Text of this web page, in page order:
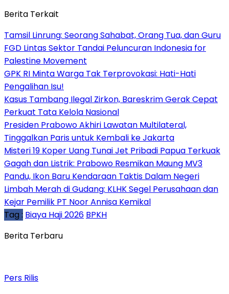
Berita Terkait
Tamsil Linrung: Seorang Sahabat, Orang Tua, dan Guru
FGD Lintas Sektor Tandai Peluncuran Indonesia for
Palestine Movement
GPK RI Minta Warga Tak Terprovokasi: Hati-Hati
Pengalihan Isu!
Kasus Tambang Ilegal Zirkon, Bareskrim Gerak Cepat
Perkuat Tata Kelola Nasional
Presiden Prabowo Akhiri Lawatan Multilateral,
Tinggalkan Paris untuk Kembali ke Jakarta
Misteri 19 Koper Uang Tunai Jet Pribadi Papua Terkuak
Gagah dan Listrik: Prabowo Resmikan Maung MV3
Pandu, Ikon Baru Kendaraan Taktis Dalam Negeri
Limbah Merah di Gudang: KLHK Segel Perusahaan dan
Kejar Pemilik PT Noor Annisa Kemikal
Tag : Biaya Haji 2026 BPKH
Berita Terbaru
Pers Rilis